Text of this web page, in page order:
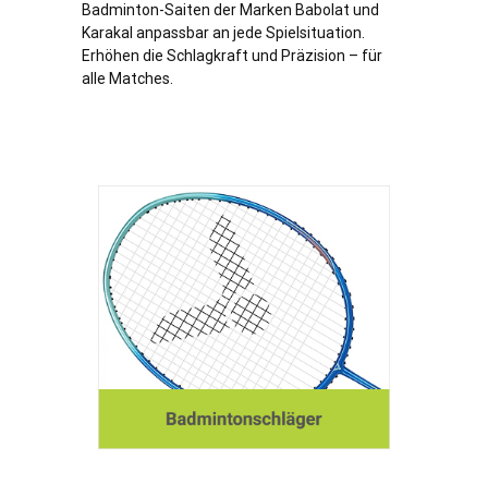
Badminton-Saiten der Marken Babolat und
Karakal anpassbar an jede Spielsituation.
Erhöhen die Schlagkraft und Präzision – für
alle Matches.